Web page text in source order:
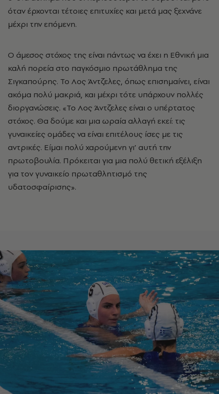
όταν έρχονται τέτοιες επιτυχίες και μετά μας ξεχνάνε
μέχρι την επόμενη.
Ο άμεσος στόχος της είναι πάντως να έχει η Εθνική μια
καλή πορεία στο παγκόσμιο πρωτάθλημα της
Σιγκαπούρης. Το Λος Άντζελες, όπως επισημαίνει, είναι
ακόμα πολύ μακριά, και μέχρι τότε υπάρχουν πολλές
διοργανώσεις. «Το Λος Άντζελες είναι ο υπέρτατος
στόχος. Θα δούμε και μια ωραία αλλαγή εκεί: τις
γυναικείες ομάδες να είναι επιτέλους ίσες με τις
αντρικές. Είμαι πολύ χαρούμενη γι’ αυτή την
πρωτοβουλία. Πρόκειται για μια πολύ θετική εξέλιξη
για τον γυναικείο πρωταθλητισμό της
υδατοσφαίρισης».